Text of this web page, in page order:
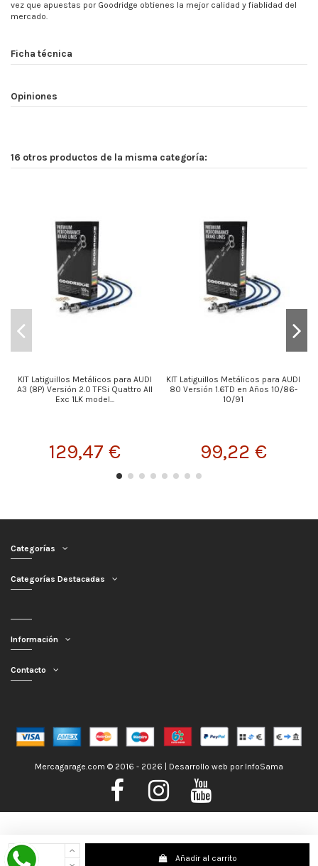
Nos encontramos de Vacaciones, no obstante los pedidos hechos se
despacharán con normalidad; usted puede hacer su pedido y le será enviado en
Añadir al carrito
vez que apuestas por Goodridge obtienes la mejor calidad y fiablidad del
mercado.
Ficha técnica
Opiniones
16 otros productos de la misma categoría:
KIT Latiguillos Metálicos para AUDI
A3 (8P) Versión 2.0 TFSi Quattro All
Exc 1LK model...
129,47 €
KIT Latiguillos Metálicos para AUDI
80 Versión 1.6TD en Años 10/86-
10/91
99,22 €
Categorías
Categorías Destacadas
Información
Contacto
Mercagarage.com © 2016 - 2026 | Desarrollo web por InfoSama